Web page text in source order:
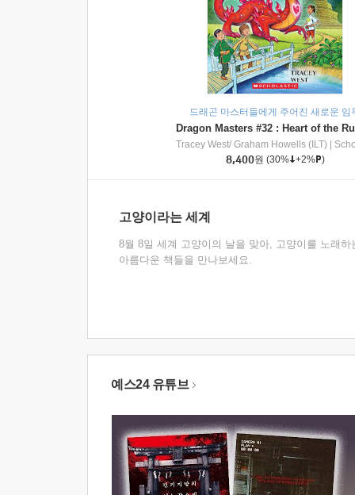
드래곤 마스터들에게 주어진 새로운 임
Tracey West/ Graham Howells (ILT)
8,400원 (30% +2% )
고양이라는 세계
8월 8일 세계 고양이의 날을 맞아, 고양이를 노래하
아름다운 책들을 만나보세요.
예스24 유튜브